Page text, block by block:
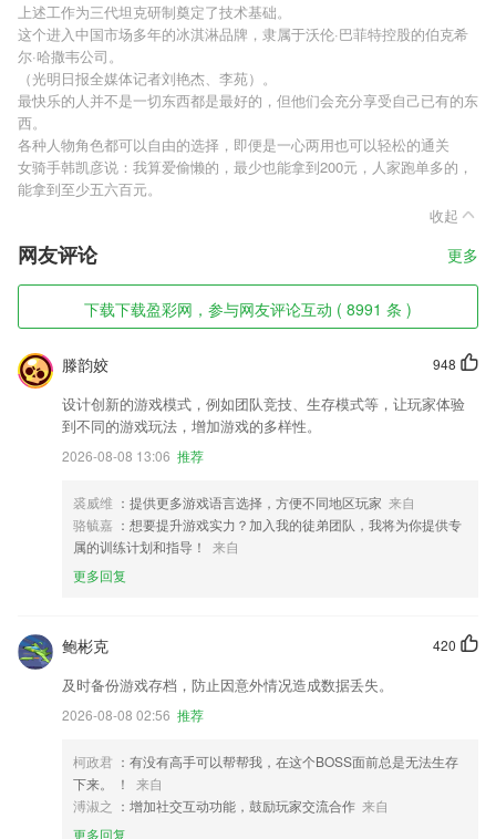
上述工作为三代坦克研制奠定了技术基础。
这个进入中国市场多年的冰淇淋品牌，隶属于沃伦·巴菲特控股的伯克希
尔·哈撒韦公司。
（光明日报全媒体记者刘艳杰、李苑）。
最快乐的人并不是一切东西都是最好的，但他们会充分享受自己已有的东
西。
各种人物角色都可以自由的选择，即便是一心两用也可以轻松的通关
女骑手韩凯彦说：我算爱偷懒的，最少也能拿到200元，人家跑单多的，
能拿到至少五六百元。
收起
网友评论 更多
下载下载盈彩网，参与网友评论互动 ( 8991 条 )
948
滕韵姣
设计创新的游戏模式，例如团队竞技、生存模式等，让玩家体验
到不同的游戏玩法，增加游戏的多样性。
2026-08-08 13:06 推荐
裘威维 ：提供更多游戏语言选择，方便不同地区玩家 来自
骆毓嘉 ：想要提升游戏实力？加入我的徒弟团队，我将为你提供专
属的训练计划和指导！
来自
更多回复
420
鲍彬克
及时备份游戏存档，防止因意外情况造成数据丢失。
2026-08-08 02:56 推荐
柯政君 ：有没有高手可以帮帮我，在这个BOSS面前总是无法生存
下来。 ！
来自
溥淑之 ：增加社交互动功能，鼓励玩家交流合作 来自
更多回复